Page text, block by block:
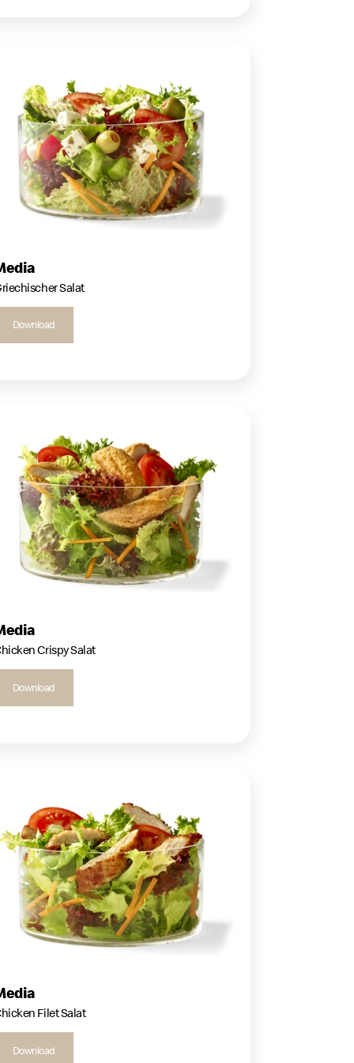
Salat
Download
Crispy Salat
Download
Filet Salat
Download